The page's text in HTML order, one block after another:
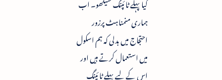
ہماری منمناہٹ پرزور
احتجاج میں بدلی کہ ہم اسکول
میں استعمال کرتے ہیں اور
اس کے لیے پہلے ٹائپنگ